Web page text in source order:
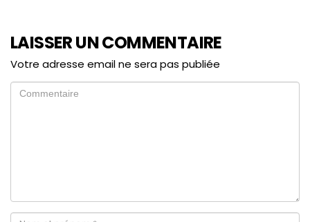
LAISSER UN COMMENTAIRE
Votre adresse email ne sera pas publiée